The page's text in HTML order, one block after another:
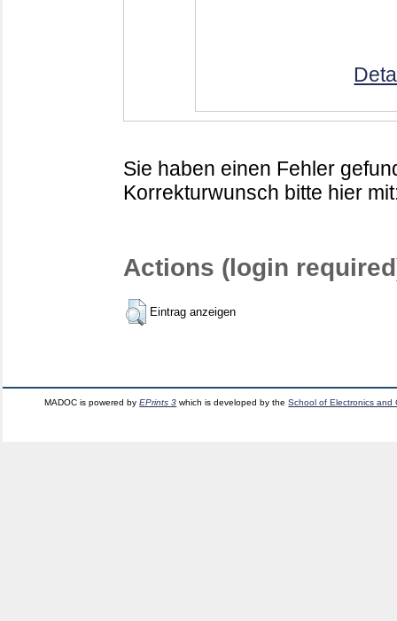
Sie haben einen Fehler
Korrekturwunsch bitte hier
Actions (login
Eintrag anzeigen
MADOC is powered byEPrints 3 which is developed by theSchool of Electronics and